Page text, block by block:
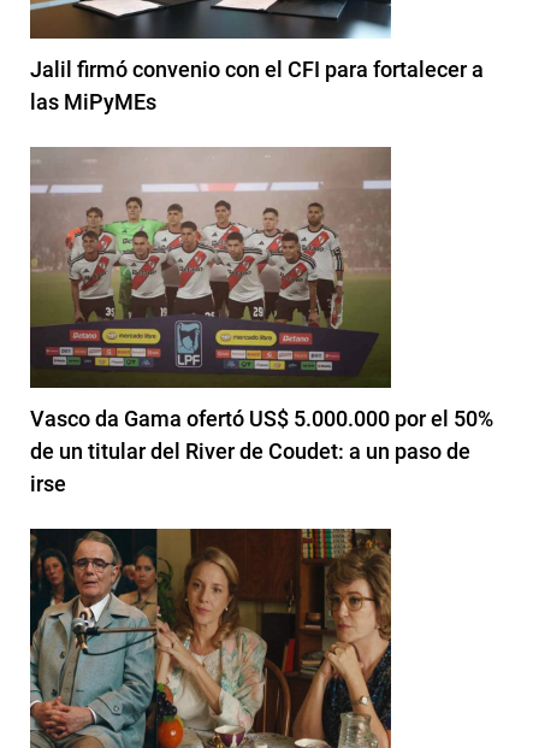
Jalil firmó convenio con el CFI para fortalecer a
las MiPyMEs
Vasco da Gama ofertó US$ 5.000.000 por el 50%
de un titular del River de Coudet: a un paso de
irse